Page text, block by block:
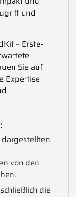
und
– Erste-
Sie auf
Expertise
dargestellten
von den
die